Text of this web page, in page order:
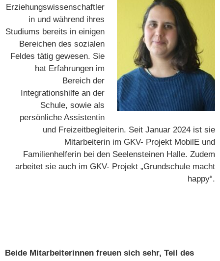
Erziehungswissenschaftler
in und während ihres
Studiums bereits in einigen
Bereichen des sozialen
Feldes tätig gewesen. Sie
hat Erfahrungen im
Bereich der
Integrationshilfe an der
Schule, sowie als
persönliche Assistentin
und Freizeitbegleiterin. Seit Januar 2024 ist sie
Mitarbeiterin im GKV- Projekt MobilE und
Familienhelferin bei den Seelensteinen Halle. Zudem
arbeitet sie auch im GKV- Projekt „Grundschule macht
happy“.
Beide Mitarbeiterinnen freuen sich sehr, Teil des